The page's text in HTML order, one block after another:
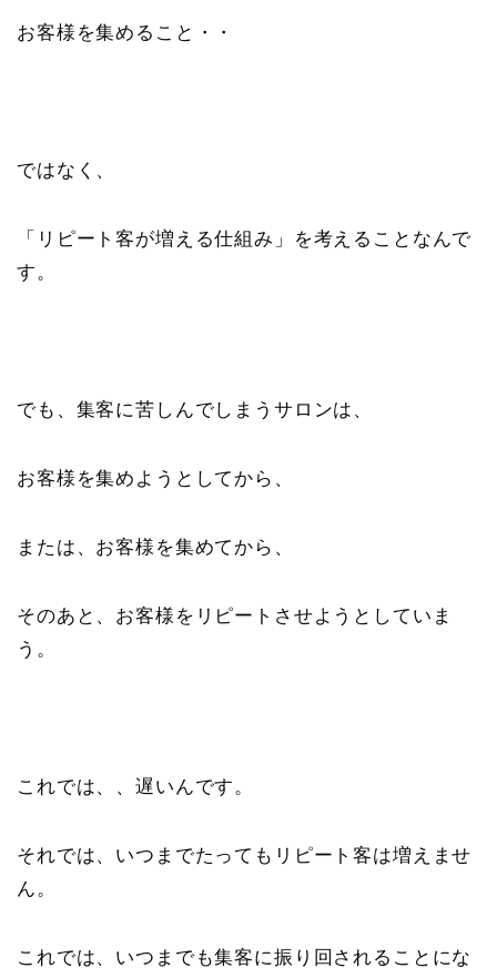
お客様を集めること・・
ではなく、
「リピート客が増える仕組み」を考えることなんで
す。
でも、集客に苦しんでしまうサロンは、
お客様を集めようとしてから、
または、お客様を集めてから、
そのあと、お客様をリピートさせようとしていま
う。
これでは、、遅いんです。
それでは、いつまでたってもリピート客は増えませ
ん。
これでは、いつまでも集客に振り回されることにな